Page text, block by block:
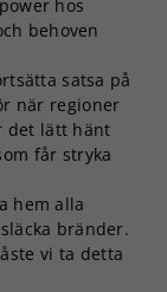
hos
behoven
satsa på
när regioner
det lätt hänt
får stryka
hem alla
bränder.
vi ta detta
De
ska